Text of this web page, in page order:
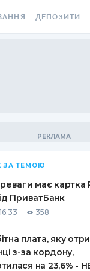
ВІНЬЄТКА
ВІД
ВИПАДКІВ
ДЕПОЗИТИ
ПИТАННЯ ТА
ПУТІВНИКИ ПО
ЗА ТЕМОЮ
має картка
ПриватБанк
358
плата, яку
з-за кордону,
на 23,6% -